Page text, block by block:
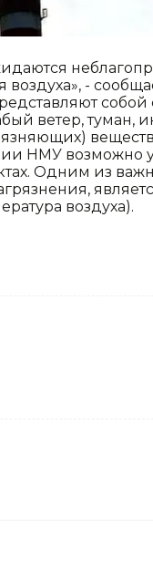
-
собой
ветер, туман,
НМУ возможно
Одним из
воздуха).